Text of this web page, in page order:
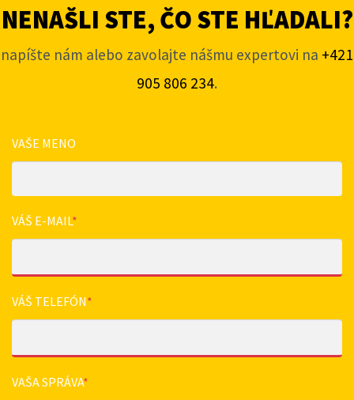
NENAŠLI STE, ČO STE HĽADALI?
napíšte nám alebo zavolajte nášmu expertovi na +421
905 806 234.
VAŠE MENO
VÁŠ E-MAIL*
VÁŠ TELEFÓN*
VAŠA SPRÁVA*